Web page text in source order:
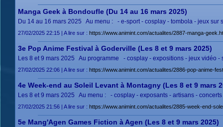
Manga Geek à Bondoufle (Du 14 au 16 mars 2025)
Du 14 au 16 mars 2025 Au menu : - e-sport - cosplay - tombola - jeux sur
27/02/2025 22:15 | A lire sur : https://www.animint.com/actualites/2887-manga-
3e Pop Anime Festival à Goderville (Les 8 et 9 mars 2025)
Les 8 et 9 mars 2025 Au programme - cosplay - expositions - jeux vidéo -
27/02/2025 22:06 | A lire sur : https://www.animint.com/actualites/2886-pop-anime-
4e Week-end au Soleil Levant à Montagny (Les 8 et 9 mars
Les 8 et 9 mars 2025 Au menu : - cosplay - exposants - artisans -
27/02/2025 21:56 | A lire sur : https://www.animint.com/actualites/2885-week-end-
5e Mang'Agen Games Fiction à Agen (Les 8 et 9 mars 2025)